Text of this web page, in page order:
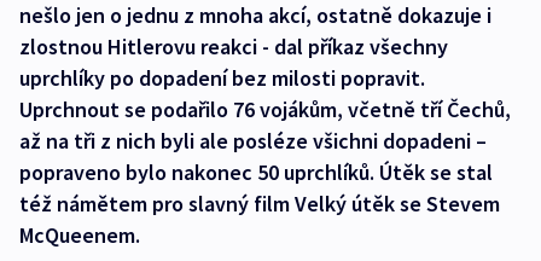
nešlo jen o jednu z mnoha akcí, ostatně dokazuje i
zlostnou Hitlerovu reakci - dal příkaz všechny
uprchlíky po dopadení bez milosti popravit.
Uprchnout se podařilo 76 vojákům, včetně tří Čechů,
až na tři z nich byli ale posléze všichni dopadeni –
popraveno bylo nakonec 50 uprchlíků. Útěk se stal
též námětem pro slavný film Velký útěk se Stevem
McQueenem.